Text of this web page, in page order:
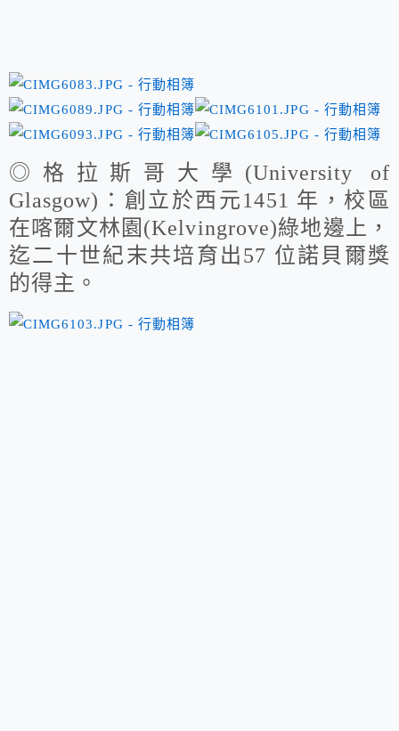
◎格拉斯哥大學(University of
Glasgow)：創立於西元1451 年，校區
在喀爾文林園 (Kelvingrove)綠地邊上，
迄二十世紀末共培育出57 位諾貝爾獎
的得主 。